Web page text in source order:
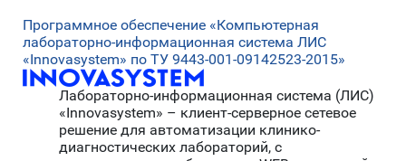
Программное обеспечение «Компьютерная
лабораторно-информационная система ЛИС
«Innovasystem» по ТУ 9443-001-09142523-2015»
Лабораторно-информационная система (ЛИС)
«Innovasystem» – клиент-серверное сетевое
решение для автоматизации клинико-
диагностических лабораторий, с